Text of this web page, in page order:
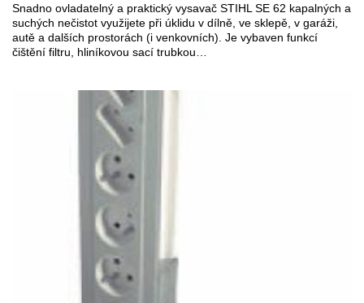
Snadno ovladatelný a praktický vysavač STIHL SE 62 kapalných a
suchých nečistot využijete při úklidu v dílně, ve sklepě, v garáži,
autě a dalších prostorách (i venkovních). Je vybaven funkcí
čištění filtru, hliníkovou sací trubkou…